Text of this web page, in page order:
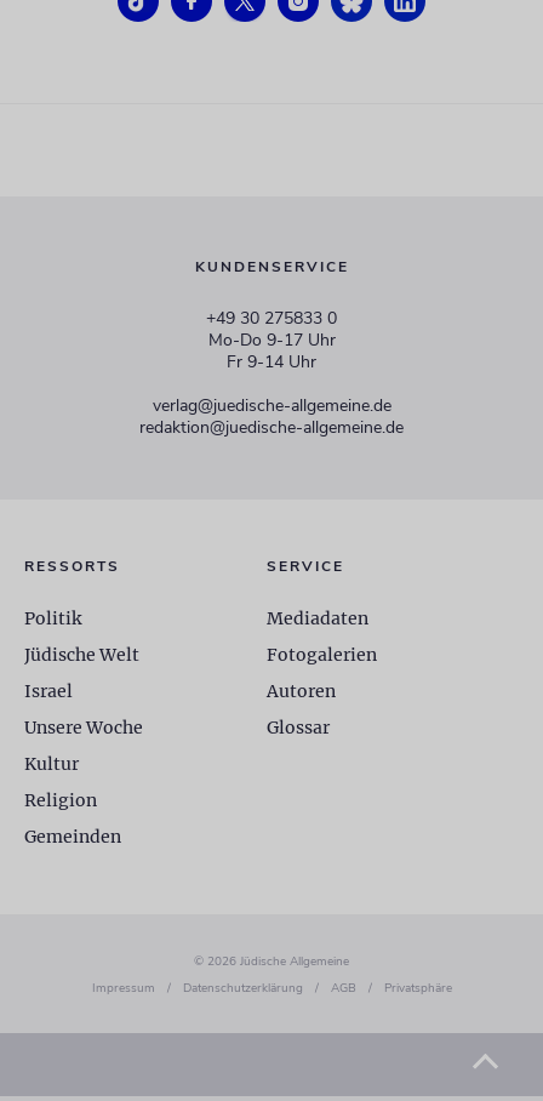
KUNDENSERVICE
+49 30 275833 0
Mo-Do 9-17 Uhr
Fr 9-14 Uhr
verlag@juedische-allgemeine.de
redaktion@juedische-allgemeine.de
RESSORTS
Politik
Jüdische Welt
Israel
Unsere Woche
Kultur
Religion
Gemeinden
SERVICE
Mediadaten
Fotogalerien
Autoren
Glossar
© 2026 Jüdische Allgemeine
Impressum
/ Datenschutzerklärung / AGB / Privatsphäre